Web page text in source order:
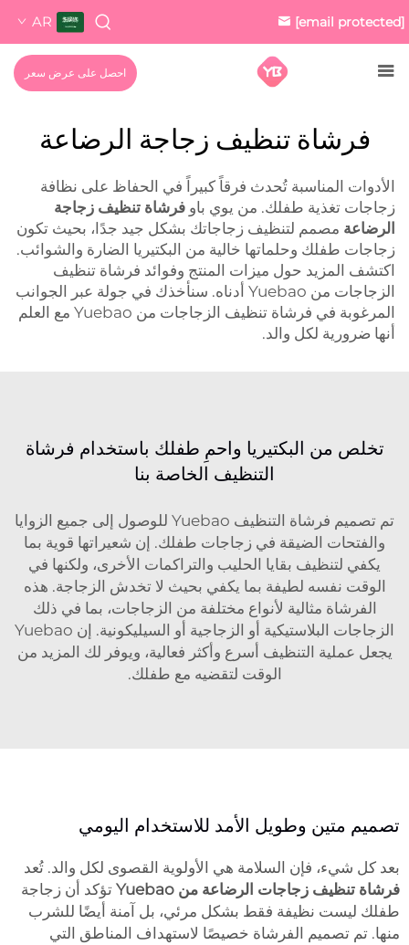
[email protected]
AR
احصل على عرض سعر
فرشاة تنظيف زجاجة الرضاعة
الأدوات المناسبة تُحدث فرقاً كبيراً في الحفاظ على نظافة
زجاجات تغذية طفلك. من يوي باو فرشاة تنظيف زجاجة
الرضاعة مصمم لتنظيف زجاجاتك بشكل جيد جدًا، بحيث تكون
زجاجات طفلك وحلماتها خالية من البكتيريا الضارة والشوائب.
اكتشف المزيد حول ميزات المنتج وفوائد فرشاة تنظيف
الزجاجات من Yuebao أدناه. سنأخذك في جولة عبر الجوانب
المرغوبة في فرشاة تنظيف الزجاجات من Yuebao مع العلم
أنها ضرورية لكل والد.
تخلص من البكتيريا واحمِ طفلك باستخدام فرشاة
التنظيف الخاصة بنا
تم تصميم فرشاة التنظيف Yuebao للوصول إلى جميع الزوايا
والفتحات الضيقة في زجاجات طفلك. إن شعيراتها قوية بما
يكفي لتنظيف بقايا الحليب والتراكمات الأخرى، ولكنها في
الوقت نفسه لطيفة بما يكفي بحيث لا تخدش الزجاجة. هذه
الفرشاة مثالية لأنواع مختلفة من الزجاجات، بما في ذلك
الزجاجات البلاستيكية أو الزجاجية أو السيليكونية. إن Yuebao
يجعل عملية التنظيف أسرع وأكثر فعالية، ويوفر لك المزيد من
الوقت لتقضيه مع طفلك.
تصميم متين وطويل الأمد للاستخدام اليومي
بعد كل شيء، فإن السلامة هي الأولوية القصوى لكل والد. تُعد
فرشاة تنظيف زجاجات الرضاعة من Yuebao
تؤكد أن زجاجة
طفلك ليست نظيفة فقط بشكل مرئي، بل آمنة أيضًا للشرب
منها. تم تصميم الفرشاة خصيصًا لاستهداف المناطق التي